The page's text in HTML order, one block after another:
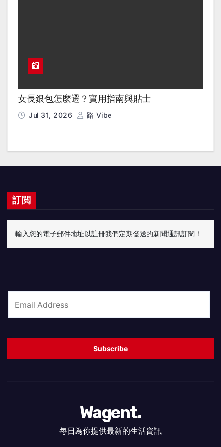
女長銀包怎麼選？實用指南與貼士
Jul 31, 2026 路 Vibe
訂閲
輸入您的電子郵件地址以註冊我們定期發送的新聞通訊訂閱！
i
Subscribe
Wagent.
每日為你提供最新的生活資訊